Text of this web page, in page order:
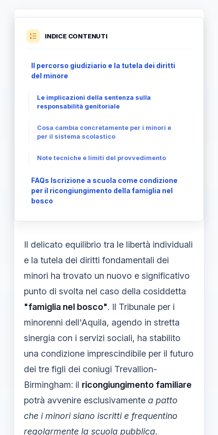
INDICE CONTENUTI
Il percorso giudiziario e la tutela dei diritti
del minore
Le implicazioni della sentenza sulla
responsabilità genitoriale
Cosa cambia concretamente per i minori e
per il sistema scolastico
Note tecniche e limiti del provvedimento
FAQs Iscrizione a scuola come condizione
per il ricongiungimento della famiglia nel
bosco
Il delicato equilibrio tra le libertà individuali
e la tutela dei diritti fondamentali dei
minori ha trovato un nuovo e significativo
punto di svolta nel caso della cosiddetta
"famiglia nel bosco". Il Tribunale per i
minorenni dell'Aquila, agendo in stretta
sinergia con i servizi sociali, ha stabilito
una condizione imprescindibile per il futuro
dei tre figli dei coniugi Trevallion-
Birmingham: il ricongiungimento familiare
potrà avvenire esclusivamente a patto
che i minori siano iscritti e frequentino
regolarmente la scuola pubblica.